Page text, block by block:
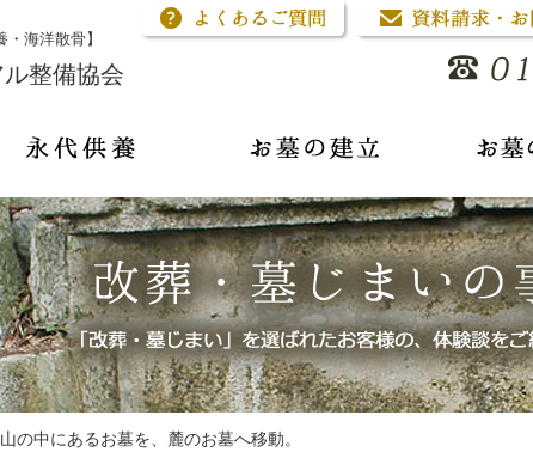
海洋散骨】
整備協会
山の中にあるお墓を、麓のお墓へ移動。